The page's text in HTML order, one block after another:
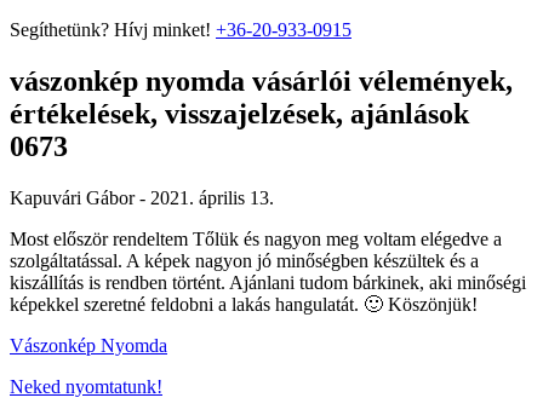
Segíthetünk? Hívj minket! +36-20-933-0915
vászonkép nyomda vásárlói vélemények,
értékelések, visszajelzések, ajánlások
0673
Kapuvári Gábor - 2021. április 13.
Most először rendeltem Tőlük és nagyon meg voltam elégedve a
szolgáltatással. A képek nagyon jó minőségben készültek és a
kiszállítás is rendben történt. Ajánlani tudom bárkinek, aki minőségi
képekkel szeretné feldobni a lakás hangulatát. 🙂 Köszönjük!
Vászonkép Nyomda
Neked nyomtatunk!